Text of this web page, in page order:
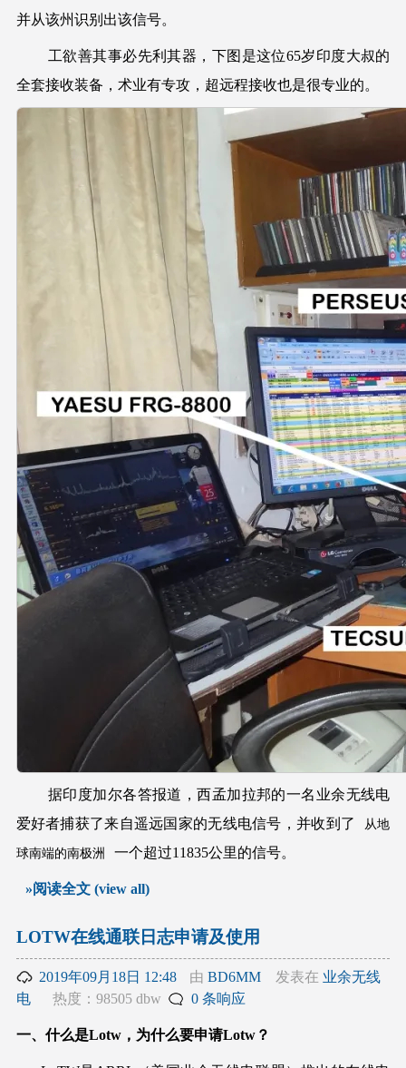
并从该州识别出该信号。
工欲善其事必先利其器，下图是这位65岁印度大叔的
全套接收装备，术业有专攻，超远程接收也是很专业的。
据印度加尔各答报道，西孟加拉邦的一名业余无线电
爱好者捕获了来自遥远国家的无线电信号，并收到了
从地
球南端的南极洲 一个超过11835公里的信号。
»阅读全文 (view all)
LOTW在线通联日志申请及使用
2019年09月18日 12:48 由BD6MM 发表在 业余无线
电
热度：98505 dbw 0 条响应
一、什么是Lotw，为什么要申请Lotw？